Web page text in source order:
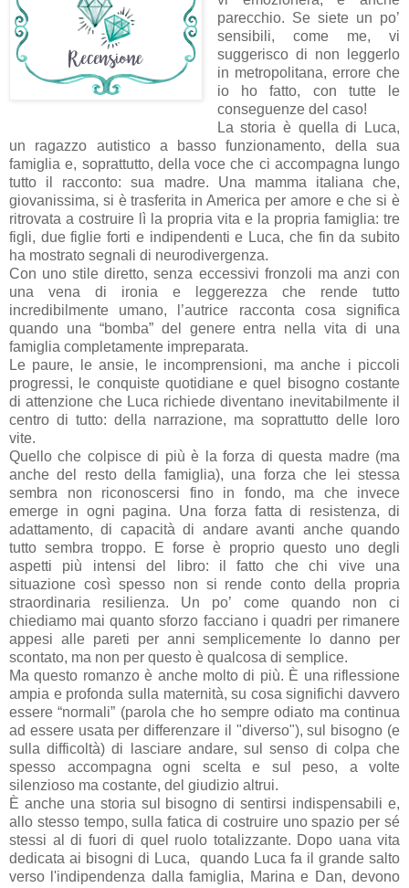
parecchio. Se siete un po’
sensibili, come me, vi
suggerisco di non leggerlo
in metropolitana, errore che
io ho fatto, con tutte le
conseguenze del caso!
La storia è quella di Luca,
un ragazzo autistico a basso funzionamento, della sua
famiglia e, soprattutto, della voce che ci accompagna lungo
tutto il racconto: sua madre. Una mamma italiana che,
giovanissima, si è trasferita in America per amore e che si è
ritrovata a costruire lì la propria vita e la propria famiglia: tre
figli, due figlie forti e indipendenti e Luca, che fin da subito
ha mostrato segnali di neurodivergenza.
Con uno stile diretto, senza eccessivi fronzoli ma anzi con
una vena di ironia e leggerezza che rende tutto
incredibilmente umano, l’autrice racconta cosa significa
quando una “bomba” del genere entra nella vita di una
famiglia completamente impreparata.
Le paure, le ansie, le incomprensioni, ma anche i piccoli
progressi, le conquiste quotidiane e quel bisogno costante
di attenzione che Luca richiede diventano inevitabilmente il
centro di tutto: della narrazione, ma soprattutto delle loro
vite.
Quello che colpisce di più è la forza di questa madre (ma
anche del resto della famiglia), una forza che lei stessa
sembra non riconoscersi fino in fondo, ma che invece
emerge in ogni pagina. Una forza fatta di resistenza, di
adattamento, di capacità di andare avanti anche quando
tutto sembra troppo. E forse è proprio questo uno degli
aspetti più intensi del libro: il fatto che chi vive una
situazione così spesso non si rende conto della propria
straordinaria resilienza. Un po’ come quando non ci
chiediamo mai quanto sforzo facciano i quadri per rimanere
appesi alle pareti per anni semplicemente lo danno per
scontato, ma non per questo è qualcosa di semplice.
Ma questo romanzo è anche molto di più. È una riflessione
ampia e profonda sulla maternità, su cosa significhi davvero
essere “normali” (parola che ho sempre odiato ma continua
ad essere usata per differenzare il "diverso"), sul bisogno (e
sulla difficoltà) di lasciare andare, sul senso di colpa che
spesso accompagna ogni scelta e sul peso, a volte
silenzioso ma costante, del giudizio altrui.
È anche una storia sul bisogno di sentirsi indispensabili e,
allo stesso tempo, sulla fatica di costruire uno spazio per sé
stessi al di fuori di quel ruolo totalizzante. Dopo uana vita
dedicata ai bisogni di Luca, quando Luca fa il grande salto
verso l'indipendenza dalla famiglia, Marina e Dan, devono